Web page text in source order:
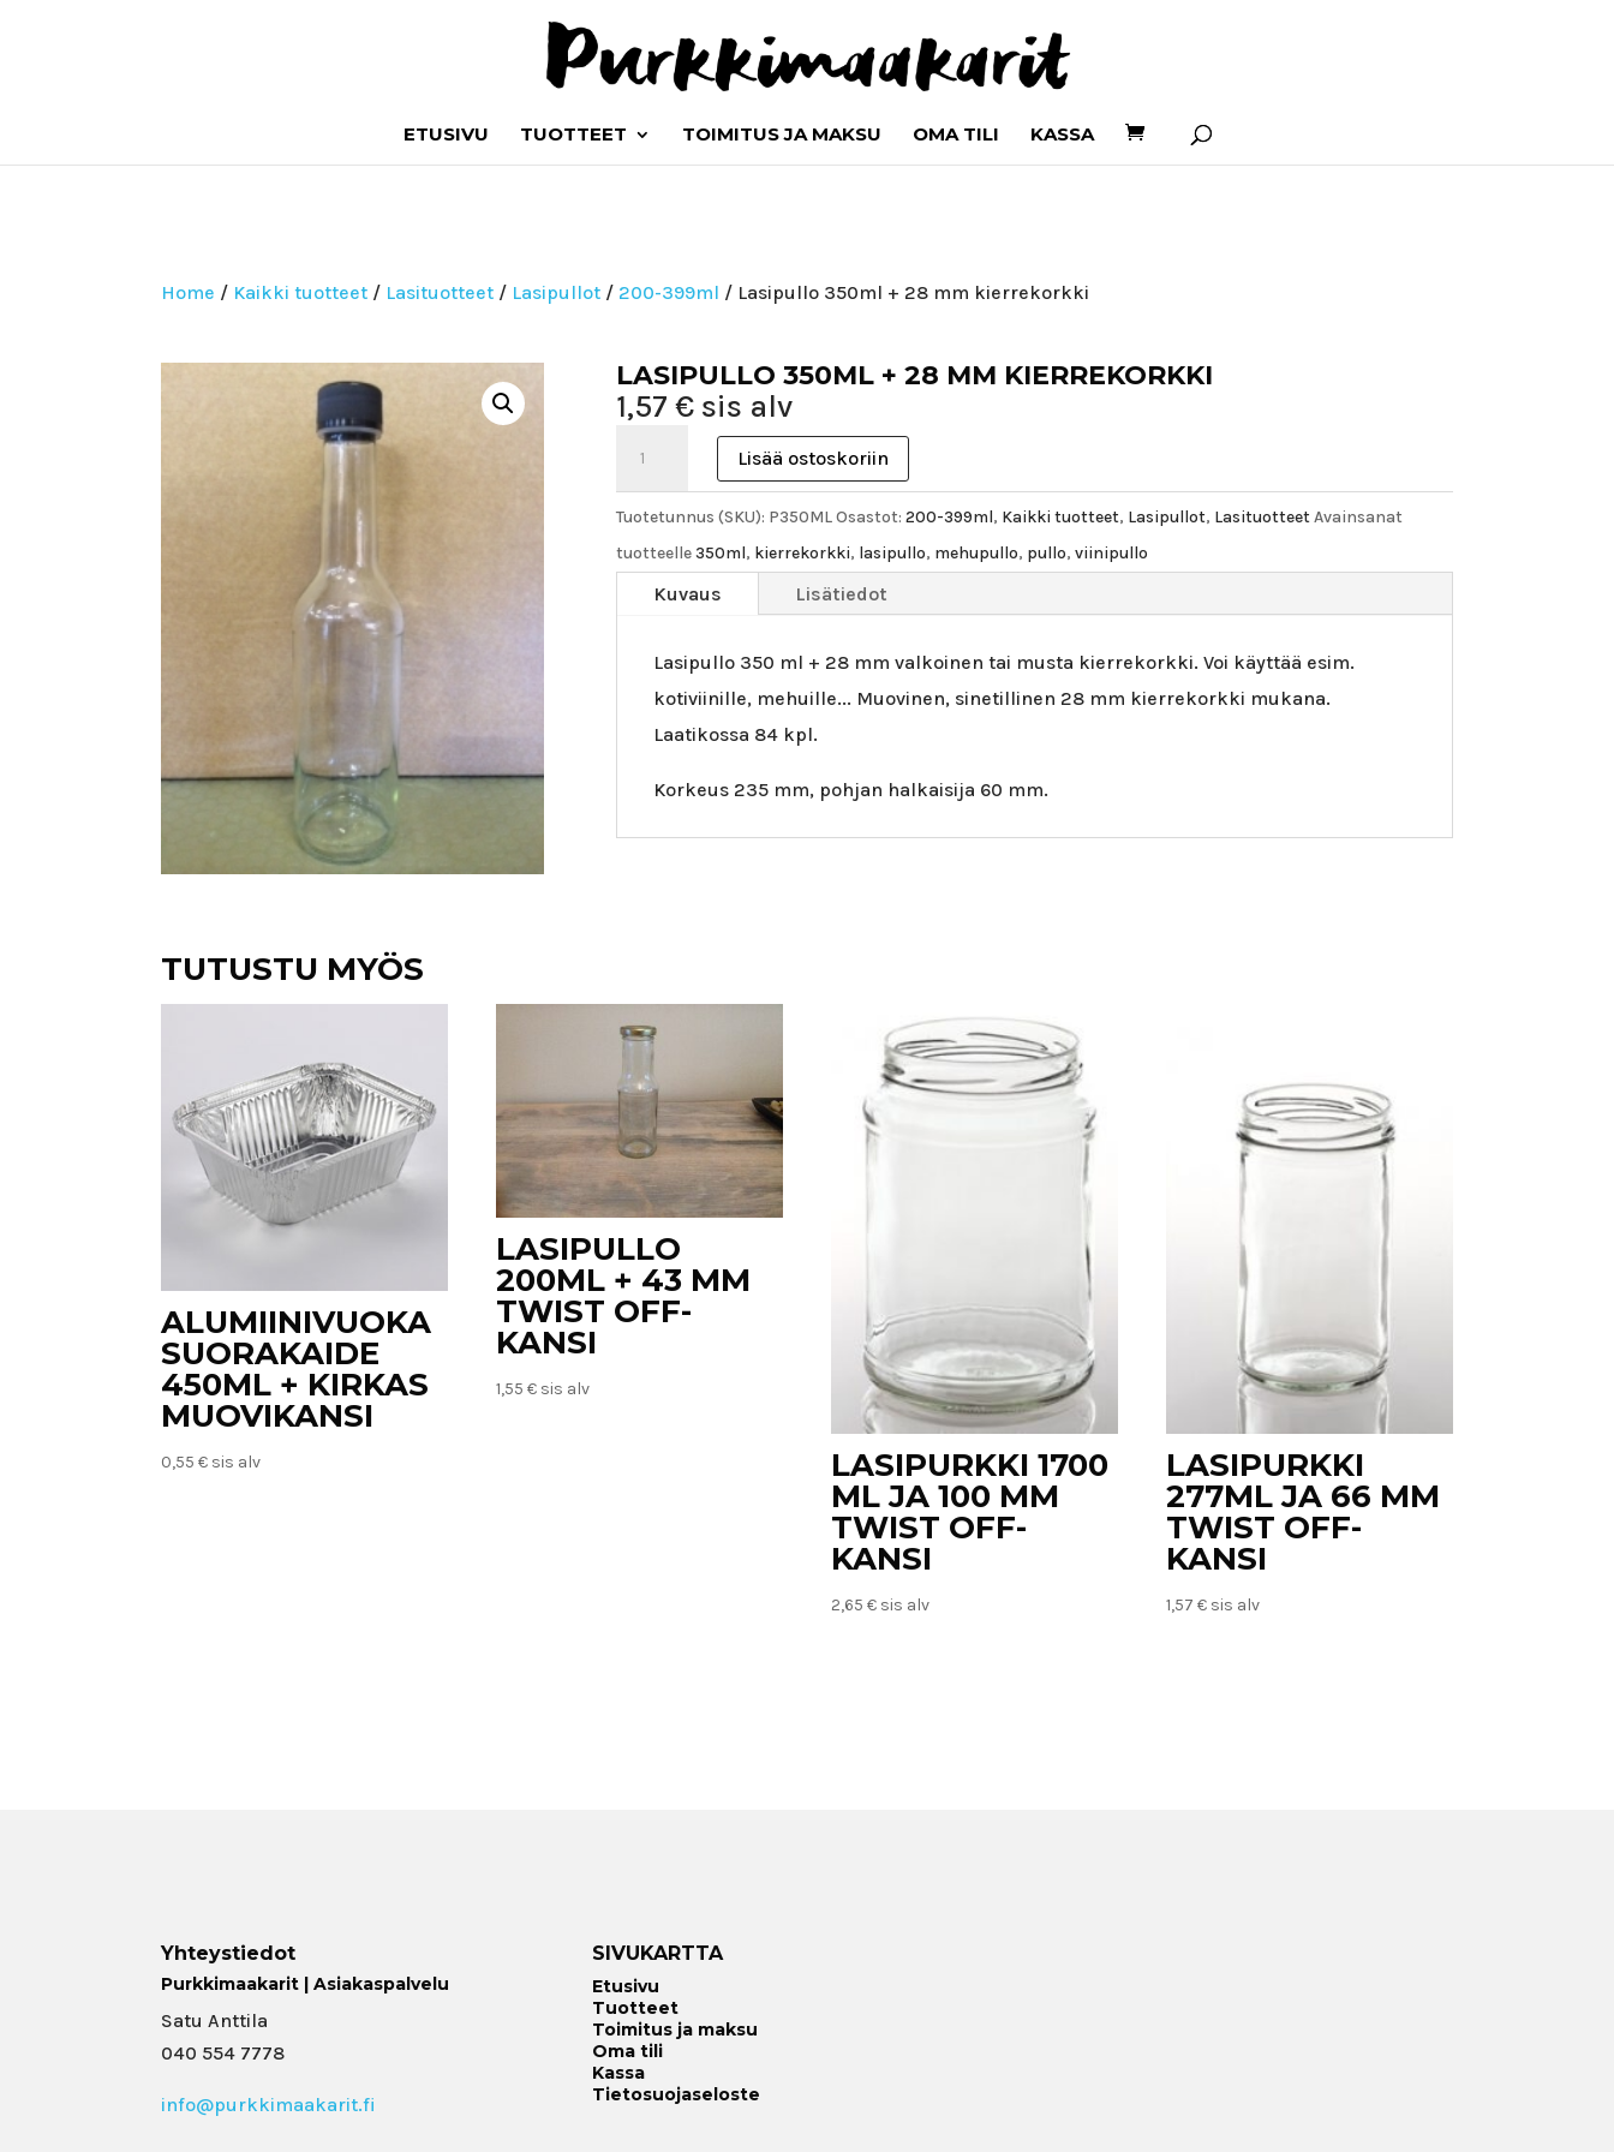
ETUSIVU TUOTTEET TOIMITUS JA MAKSU OMA TILI KASSA
Home / Kaikki tuotteet / Lasituotteet / Lasipullot / 200-399ml / Lasipullo 350ml + 28 mm kierrekorkki
LASIPULLO 350ML + 28 MM KIERREKORKKI
1,57 € sis alv
+
28
määrä
Lisää ostoskoriin
Tuotetunnus (SKU): P350ML Osastot: 200-399ml, Kaikki tuotteet, Lasipullot, Lasituotteet Avainsanat
tuotteelle350ml, kierrekorkki, lasipullo, mehupullo, pullo, viinipullo
Kuvaus Lisätiedot
Lasipullo 350 ml + 28 mm valkoinen tai musta kierrekorkki. Voi käyttää esim.
kotiviinille, mehuille... Muovinen, sinetillinen 28 mm kierrekorkki mukana.
Laatikossa 84 kpl.
Korkeus 235 mm, pohjan halkaisija 60 mm.
TUTUSTU MYÖS
ALUMIINIVUOKA
SUORAKAIDE
450ML + KIRKAS
MUOVIKANSI
0,55€ sis alv
LASIPULLO
200ML + 43 MM
TWIST OFF-
KANSI
1,55€ sis alv
LASIPURKKI 1700
ML JA 100 MM
TWIST OFF-
KANSI
2,65€ sis alv
LASIPURKKI
277ML JA 66 MM
TWIST OFF-
KANSI
1,57€ sis alv
Yhteystiedot
Purkkimaakarit | Asiakaspalvelu
Satu Anttila
040 554 7778
info@purkkimaakarit.fi
SIVUKARTTA
Etusivu
Tuotteet
Toimitus ja maksu
Oma tili
Kassa
Tietosuojaseloste